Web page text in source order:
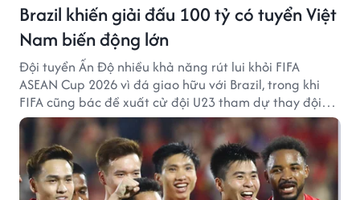
Brazil khiến giải đấu 100 tỷ có tuyển Việt
Nam biến động lớn
Đội tuyển Ấn Độ nhiều khả năng rút lui khỏi FIFA
ASEAN Cup 2026 vì đá giao hữu với Brazil, trong khi
FIFA cũng bác đề xuất cử đội U23 tham dự thay đội
tuyển quốc gia.